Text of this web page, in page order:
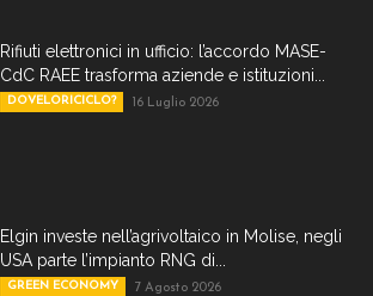
Rifiuti elettronici in ufficio: l’accordo MASE-
CdC RAEE trasforma aziende e istituzioni...
DOVELORICICLO? 16 Luglio 2026
Elgin investe nell’agrivoltaico in Molise, negli
USA parte l’impianto RNG di...
GREEN ECONOMY 7 Agosto 2026